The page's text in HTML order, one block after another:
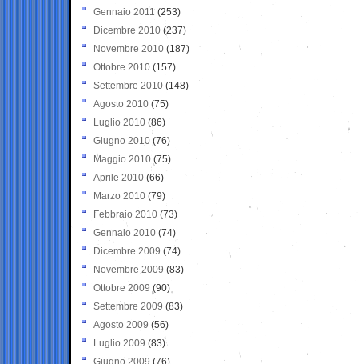
Gennaio 2011 (253)
Dicembre 2010 (237)
Novembre 2010 (187)
Ottobre 2010 (157)
Settembre 2010 (148)
Agosto 2010 (75)
Luglio 2010 (86)
Giugno 2010 (76)
Maggio 2010 (75)
Aprile 2010 (66)
Marzo 2010 (79)
Febbraio 2010 (73)
Gennaio 2010 (74)
Dicembre 2009 (74)
Novembre 2009 (83)
Ottobre 2009 (90)
Settembre 2009 (83)
Agosto 2009 (56)
Luglio 2009 (83)
Giugno 2009 (76)